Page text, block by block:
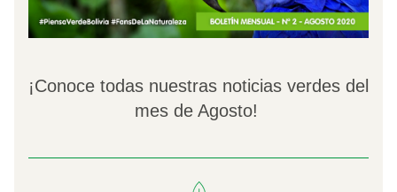
¡Conoce todas nuestras noticias verdes del
mes de Agosto!